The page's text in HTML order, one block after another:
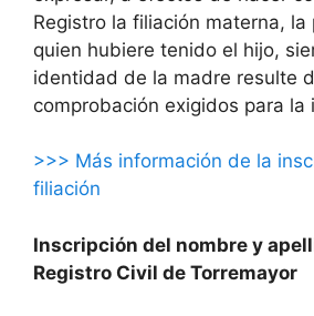
Registro la filiación materna, la
quien hubiere tenido el hijo,
identidad de la madre resulte
comprobación exigidos para la
>>> Más información de la
filiación
Inscripción del nombre y
Registro Civil de Torremayor